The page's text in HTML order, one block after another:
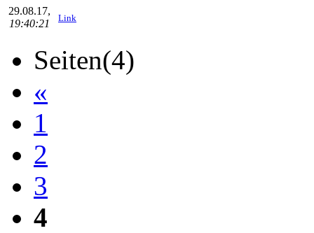
29.08.17,
19:40:21
Link
Seiten(4)
«
1
2
3
4